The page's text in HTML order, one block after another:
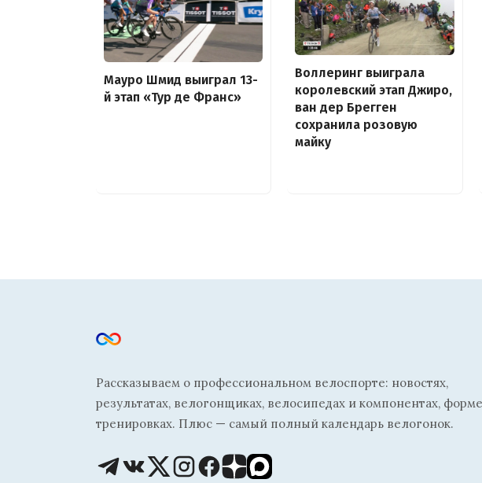
Мауро Шмид выиграл 13-
й этап «Тур де Франс»
Воллеринг выиграла
королевский этап Джиро,
ван дер Брегген
сохранила розовую
майку
Рассказываем о профессиональном велоспорте: новостях,
результатах, велогонщиках, велосипедах и компонентах,
тренировках. Плюс — самый полный календарь велогонок.